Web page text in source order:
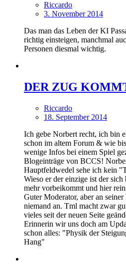
Riccardo
3. November 2014
Das man das Leben der KI
richtig einsteigen, manchmal
Personen diesmal wichtig.
DER ZUG
Riccardo
18. September 2014
Ich gebe Norbert recht, ich bin
schon im altem Forum & wie
wenige Infos bei einem Spiel
Blogeinträge von BCCS!
Hauptfeldwedel sehe ich kein
Wieso er der einzige ist der
mehr vorbeikommt und hier
Guter Moderator, aber an
niemand an. Tml macht zwar
vieles seit der neuen Seite
Erinnerin wir uns doch am
schon alles: "Physik der
Hang"